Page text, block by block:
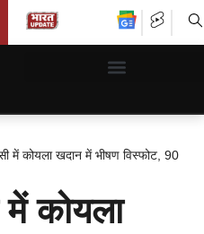
में कोयला खदान में भीषण विस्फोट, 90
कोयला